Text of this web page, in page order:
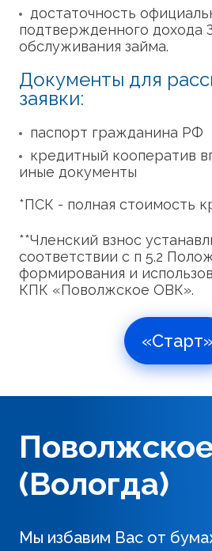
достаточность
подтвержденного дохода
обслуживания займа.
Документы для
заявки:
паспорт гражданина РФ
кредитный кооператив
иные документы
*ПСК - полная стоимость
**Членский взнос
соответствии с п 5.2
формирования и
КПК «Поволжское ОВК».
«Старт»
(Вологда)
Мы избавим Вас от